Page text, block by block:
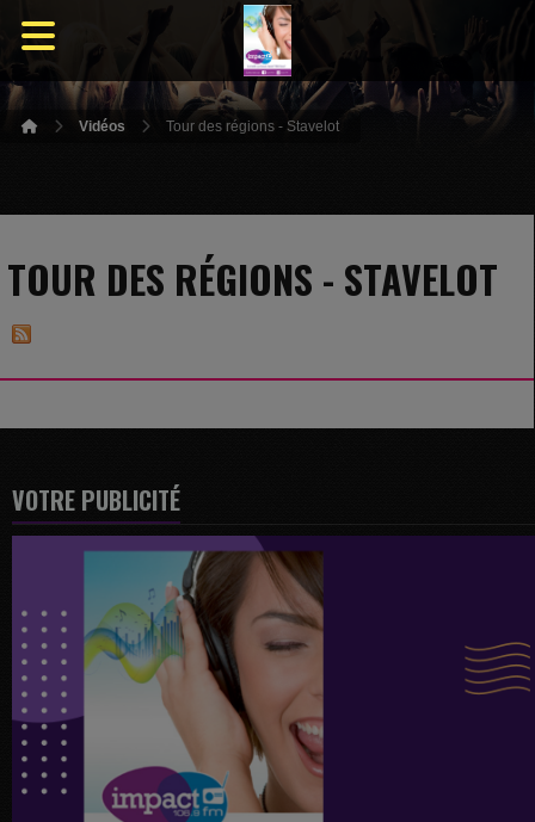
Vidéos Tour des régions - Stavelot
TOUR DES RÉGIONS - STAVELOT
VOTRE PUBLICITÉ